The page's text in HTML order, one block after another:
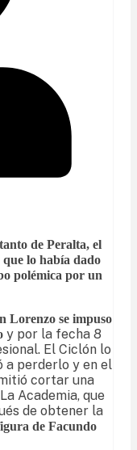
de Peralta, el
lo había dado
polémica por un
Lorenzo se impuso
y por la fecha 8
El Ciclón lo
a perderlo y en el
cortar una
Academia, que
de obtener la
de Facundo